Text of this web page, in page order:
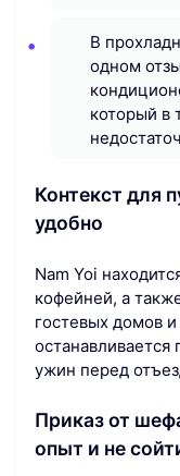
В
одном
который в
Контекст для
удобно
Nam Yoi
кофейней, а
гостевых домов
останавливается
ужин перед
Приказ от
опыт и не